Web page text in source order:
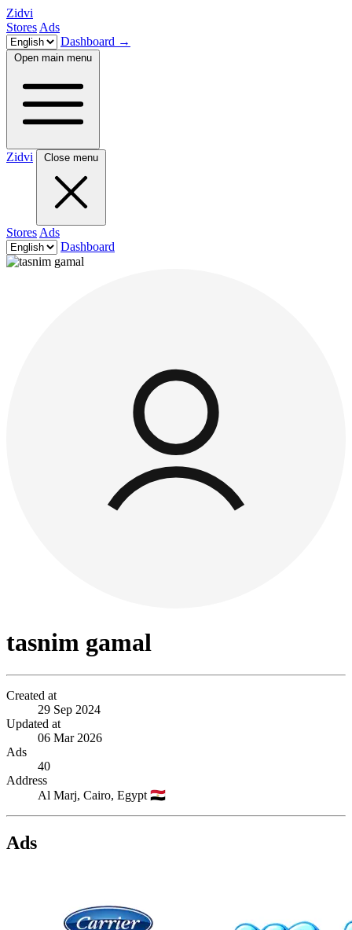
Zidvi
Stores Ads
Dashboard →
Open main menu
Zidvi Close menu
Stores Ads
Dashboard
tasnim gamal
Created at
29 Sep 2024
Updated at
06 Mar 2026
Ads
40
Address
Al Marj, Cairo, Egypt 🇪🇬
Ads